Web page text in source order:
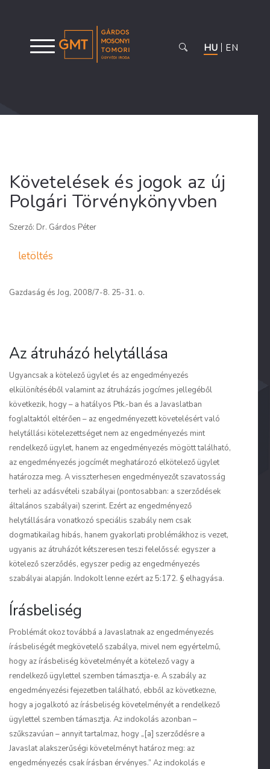
HU EN
Követelések és jogok az új
Polgári Törvénykönyvben
Szerző: Dr. Gárdos Péter
letöltés
Gazdaság és Jog, 2008/7-8. 25-31. o.
Az átruházó helytállása
Ugyancsak a kötelező ügylet és az engedményezés
elkülönítéséből valamint az átruházás jogcímes jellegéből
következik, hogy – a hatályos Ptk.-ban és a Javaslatban
foglaltaktól eltérően – az engedményezett követelésért való
helytállási kötelezettséget nem az engedményezés mint
rendelkező ügylet, hanem az engedményezés mögött található,
az engedményezés jogcímét meghatározó elkötelező ügylet
határozza meg. A visszterhesen engedményezőt szavatosság
terheli az adásvételi szabályai (pontosabban: a szerződések
általános szabályai) szerint. Ezért az engedményező
helytállására vonatkozó speciális szabály nem csak
dogmatikailag hibás, hanem gyakorlati problémákhoz is vezet,
ugyanis az átruházót kétszeresen teszi felelőssé: egyszer a
kötelező szerződés, egyszer pedig az engedményezés
szabályai alapján. Indokolt lenne ezért az 5:172. § elhagyása.
Írásbeliség
Problémát okoz továbbá a Javaslatnak az engedményezés
írásbeliségét megkövetelő szabálya, mivel nem egyértelmű,
hogy az írásbeliség követelményét a kötelező vagy a
rendelkező ügylettel szemben támasztja-e. A szabály az
engedményezési fejezetben található, ebből az következne,
hogy a jogalkotó az írásbeliség követelményét a rendelkező
ügylettel szemben támasztja. Az indokolás azonban –
szűkszavúan – annyit tartalmaz, hogy „[a] szerződésre a
Javaslat alakszerűségi követelményt határoz meg: az
engedményezés csak írásban érvényes.” Az indokolás e